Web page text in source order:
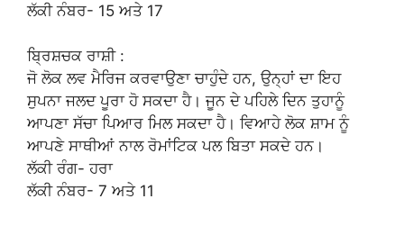
ਲੱਕੀ ਨੰਬਰ- 15 ਅਤੇ 17
ਬ੍ਰਿਸ਼ਚਕ ਰਾਸ਼ੀ :
ਜੋ ਲੋਕ ਲਵ ਮੈਰਿਜ ਕਰਵਾਉਣਾ ਚਾਹੁੰਦੇ ਹਨ, ਉਨ੍ਹਾਂ ਦਾ ਇਹ
ਸੁਪਨਾ ਜਲਦ ਪੂਰਾ ਹੋ ਸਕਦਾ ਹੈ। ਜੂਨ ਦੇ ਪਹਿਲੇ ਦਿਨ ਤੁਹਾਨੂੰ
ਆਪਣਾ ਸੱਚਾ ਪਿਆਰ ਮਿਲ ਸਕਦਾ ਹੈ। ਵਿਆਹੇ ਲੋਕ ਸ਼ਾਮ ਨੂੰ
ਆਪਣੇ ਸਾਥੀਆਂ ਨਾਲ ਰੋਮਾਂਟਿਕ ਪਲ ਬਿਤਾ ਸਕਦੇ ਹਨ।
ਲੱਕੀ ਰੰਗ- ਹਰਾ
ਲੱਕੀ ਨੰਬਰ- 7 ਅਤੇ 11